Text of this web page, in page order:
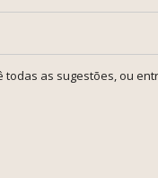
as sugestões, ou